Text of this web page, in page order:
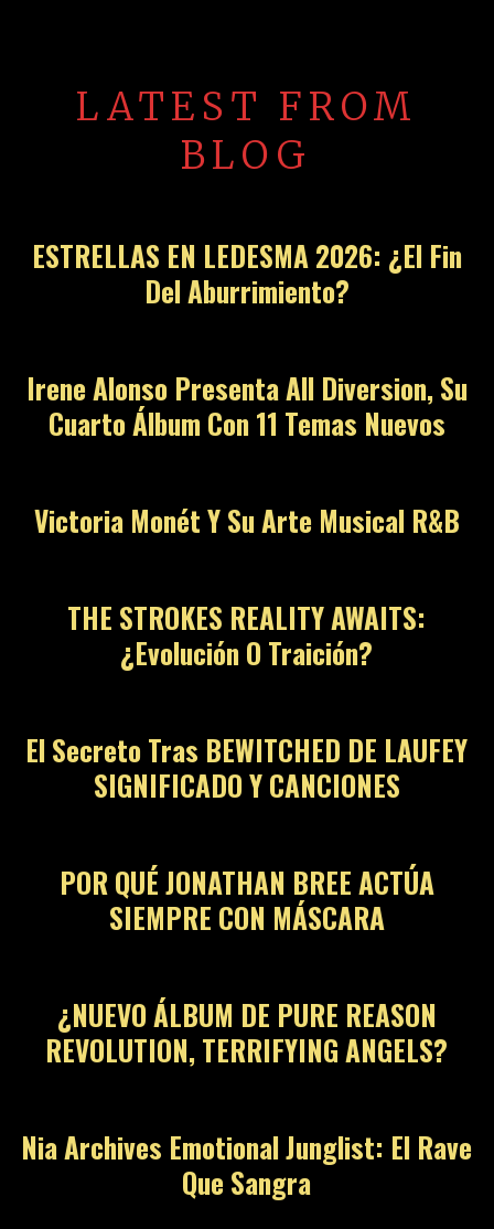
LATEST FROM
BLOG
ESTRELLAS EN LEDESMA 2026: ¿El Fin
Del Aburrimiento?
Irene Alonso Presenta All Diversion, Su
Cuarto Álbum Con 11 Temas Nuevos
Victoria Monét Y Su Arte Musical R&B
THE STROKES REALITY AWAITS:
¿Evolución O Traición?
El Secreto Tras BEWITCHED DE LAUFEY
SIGNIFICADO Y CANCIONES
POR QUÉ JONATHAN BREE ACTÚA
SIEMPRE CON MÁSCARA
¿NUEVO ÁLBUM DE PURE REASON
REVOLUTION, TERRIFYING ANGELS?
Nia Archives Emotional Junglist: El Rave
Que Sangra